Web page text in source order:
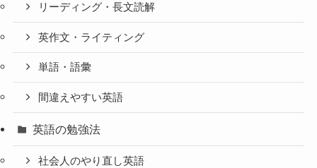
リーディング・長文読解
英作文・ライティング
単語・語彙
間違えやすい英語
英語の勉強法
社会人のやり直し英語